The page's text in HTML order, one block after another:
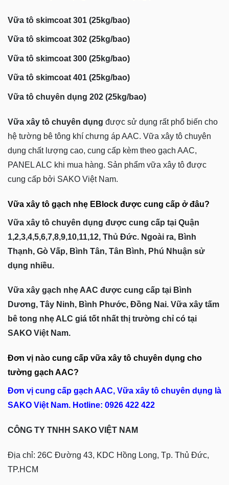
Vữa tô skimcoat 301 (25kg/bao)
Vữa tô skimcoat 302 (25kg/bao)
Vữa tô skimcoat 300 (25kg/bao)
Vữa tô skimcoat 401 (25kg/bao)
Vữa tô chuyên dụng 202 (25kg/bao)
Vữa xây tô chuyên dụng được sử dụng rất phổ biến cho
hệ tường bê tông khí chưng áp AAC. Vữa xây tô chuyên
dụng chất lượng cao, cung cấp kèm theo gạch AAC,
PANEL ALC khi mua hàng. Sản phẩm vữa xây tô được
cung cấp bởi SAKO Việt Nam.
Vữa xây tô gạch nhẹ EBlock được cung cấp ở đâu?
Vữa xây tô chuyên dụng được cung cấp tại Quận
1,2,3,4,5,6,7,8,9,10,11,12, Thủ Đức. Ngoài ra, Bình
Thạnh, Gò Vấp, Bình Tân, Tân Bình, Phú Nhuận sử
dụng nhiều.
Vữa xây gạch nhẹ AAC được cung cấp tại Bình
Dương, Tây Ninh, Bình Phước, Đồng Nai. Vữa xây tấm
bê tong nhẹ ALC giá tốt nhất thị trường chỉ có tại
SAKO Việt Nam.
Đơn vị nào cung cấp vữa xây tô chuyên dụng cho
tường gạch AAC?
Đơn vị cung cấp gạch AAC, Vữa xây tô chuyên dụng là
SAKO Việt Nam. Hotline: 0926 422 422
CÔNG TY TNHH SAKO VIỆT NAM
Địa chỉ: 26C Đường 43, KDC Hồng Long, Tp. Thủ Đức,
TP.HCM